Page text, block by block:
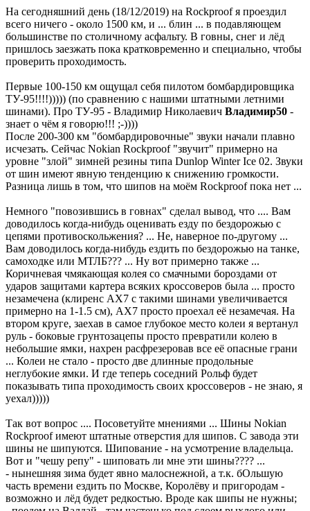
На сегодняшний день (18/12/2019) на Rockproof я проездил
всего ничего - около 1500 км, и ... блин ... в подавляющем
большинстве по столичному асфальту. В говны, снег и лёд
пришлось заезжать пока кратковременно и специально, чтобы
проверить проходимость.
Первые 100-150 км ощущал себя пилотом бомбардировщика
ТУ-95!!!!))))) (по сравнению с нашими штатными летними
шинами). Про ТУ-95 - Владимир Николаевич Владимир50 -
знает о чём я говорю!!! ;-))))
После 200-300 км "бомбардировочные" звуки начали плавно
исчезать. Сейчас Nokian Rockproof "звучит" примерно на
уровне "злой" зимней резины типа Dunlop Winter Ice 02. Звуки
от шин имеют явную тенденцию к снижению громкости.
Разница лишь в том, что шипов на моём Rockproof пока нет ...
Немного "повозившись в говнах" сделал вывод, что .... Вам
доводилось когда-нибудь оценивать езду по бездорожью с
цепями противоскольжения? ... Не, наверное по-другому ...
Вам доводилось когда-нибудь ездить по бездорожью на танке,
самоходке или МТЛБ??? ... Ну вот примерно также ...
Коричневая чмякающая колея со смачными бороздами от
ударов защитами картера всяких кроссоверов была ... просто
незамечена (клиренс AX7 с такими шинами увеличивается
примерно на 1-1.5 см), AX7 просто проехал её незамечая. На
втором круге, заехав в самое глубокое место колеи я вертанул
руль - боковые грунтозацепы просто превратили колею в
небольшие ямки, нахрен расфрезеровав все её опасные грани
... Колеи не стало - просто две длинные продольные
неглубокие ямки. И где теперь соседний Рольф будет
показывать типа проходимость своих кроссоверов - не знаю, я
уехал)))))
Так вот вопрос .... Посоветуйте мнениями ... Шины Nokian
Rockproof имеют штатные отверстия для шипов. С завода эти
шины не шипуются. Шипование - на усмотрение владельца.
Вот и "чешу репу" - шиповать ли мне эти шины???? ...
- нынешняя зима будет явно малоснежной, а т.к. бОльшую
часть времени ездить по Москве, Королёву и пригородам -
возможно и лёд будет редкостью. Вроде как шипы не нужны;